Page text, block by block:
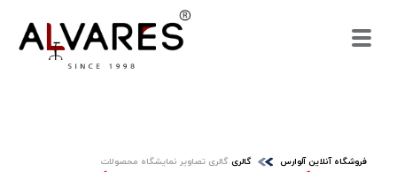
فروشگاه آنلاین آلوارس گالری گالری تصاویر نمایشگاه محصولات